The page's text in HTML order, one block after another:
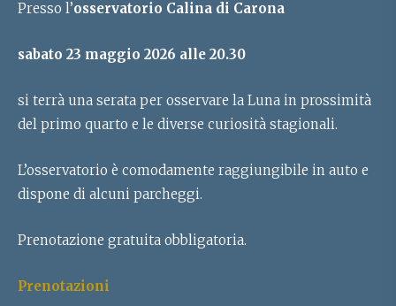
Presso l’osservatorio Calina di Carona
sabato 23 maggio 2026 alle 20.30
si terrà una serata per osservare la Luna in prossimità
del primo quarto e le diverse curiosità stagionali.
L’osservatorio è comodamente raggiungibile in auto e
dispone di alcuni parcheggi.
Prenotazione gratuita obbligatoria.
Prenotazioni